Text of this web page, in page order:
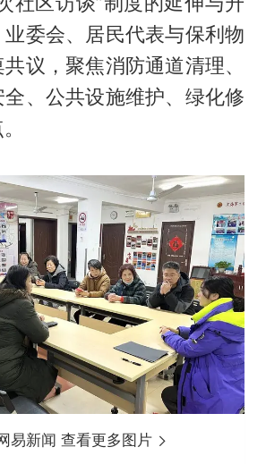
委会、居民代表与保利物
议，聚焦消防通道清理、
、公共设施维护、绿化修
易新闻 查看更多图片